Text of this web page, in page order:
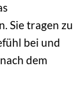
Sie tragen zu
bei und
dem